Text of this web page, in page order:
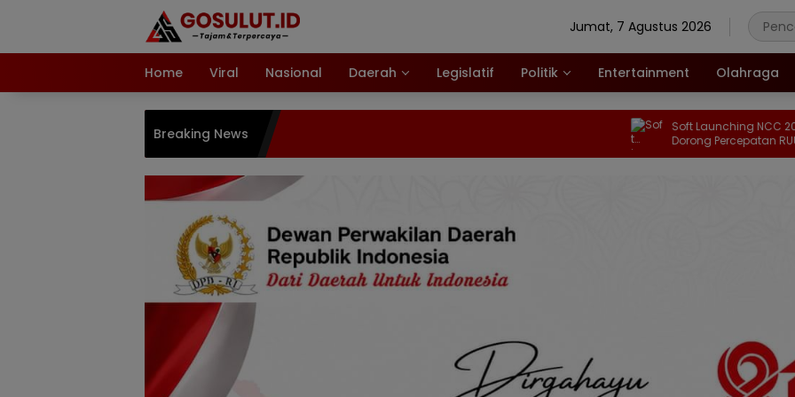
Jumat, 7 Agustus 2026
Home Viral Nasional Daerah Legislatif Politik Entertainment Olahraga
Breaking News
Soft Launching NCC 2026,
Dorong Percepatan RUU KKS untuk
Memperkuat Kedaulatan Digital